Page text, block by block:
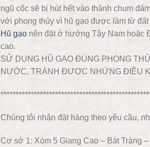
ngũ cốc sẽ bị hút hết vào thành chum
với phong thủy vì hũ gạo được làm từ
Hũ gạonên đặt ở hướng Tây Nam hoặc
cao.
SỬ DỤNG HŨ GẠO ĐÚNG PHONG
NƯỚC, TRÁNH ĐƯỢC NHỨNG ĐIỀU
Chúng tôi nhận đặt hàng theo yêu cầu,
Cơ sở 1: Xóm 5 Giang Cao – Bát Tràng